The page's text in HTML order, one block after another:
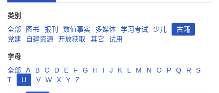
类别
全部
图书 报刊 数值事实 多媒体 学习考试 少儿
古籍
党建
自建资源 开放获取 其它 试用
字母
全部
A B C D E F G H I J K L M N O P Q R
S
T
U V W X Y Z